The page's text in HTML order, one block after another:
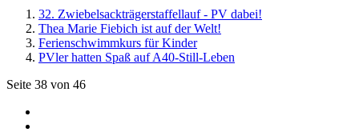
32. Zwiebelsackträgerstaffellauf - PV dabei!
Thea Marie Fiebich ist auf der Welt!
Ferienschwimmkurs für Kinder
PVler hatten Spaß auf A40-Still-Leben
Seite 38 von 46